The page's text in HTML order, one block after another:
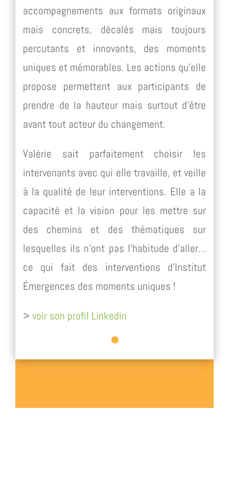
accompagnements aux formats originaux
mais concrets, décalés mais toujours
percutants et innovants, des moments
uniques et mémorables. Les actions qu’elle
propose permettent aux participants de
prendre de la hauteur mais surtout d’être
avant tout acteur du changement.
Valérie sait parfaitement choisir les
intervenants avec qui elle travaille, et veille
à la qualité de leur interventions. Elle a la
capacité et la vision pour les mettre sur
des chemins et des thématiques sur
lesquelles ils n’ont pas l’habitude d’aller…
ce qui fait des interventions d’Institut
Émergences des moments uniques !
> voir son profil Linkedin